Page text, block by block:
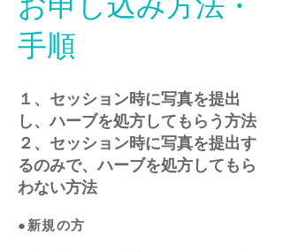
手順
１、セッション時に写真を提出
し、ハーブを処方してもらう方法
２、セッション時に写真を提出す
るのみで、ハーブを処方してもら
わない方法
●新規の方